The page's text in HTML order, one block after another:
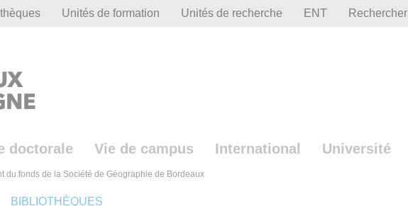
Unités de formation Unités de recherche ENT Rechercher
doctorale Vie de campus International Université
du fonds de la Société de Géographie de Bordeaux
BIBLIOTHÈQUES